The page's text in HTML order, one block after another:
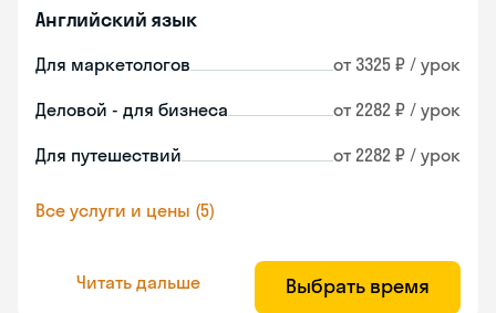
Английский язык
Для маркетологов от 3325 ₽ / урок
Деловой - для бизнеса от 2282 ₽ / урок
Для путешествий от 2282 ₽ / урок
Все услуги и цены (5)
Читать дальше Выбрать время